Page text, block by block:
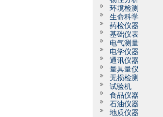
环境检测
生命科学
药检仪器
基础仪表
电气测量
电学仪器
通讯仪器
量具量仪
无损检测
试验机
食品仪器
石油仪器
地质仪器